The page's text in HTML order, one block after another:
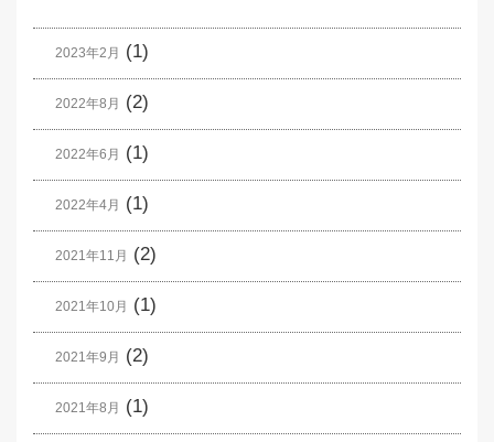
2023年2月 (1)
2022年8月 (2)
2022年6月 (1)
2022年4月 (1)
2021年11月 (2)
2021年10月 (1)
2021年9月 (2)
2021年8月 (1)